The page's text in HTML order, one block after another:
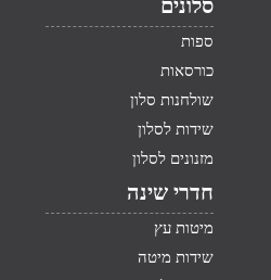
סלונים
ספות
כורסאות
שולחנות סלון
שידות לסלון
מזנונים לסלון
חדרי שינה
מיטות עץ
שידות מיטה